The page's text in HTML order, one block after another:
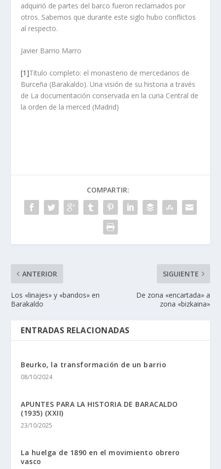
adquirió de partes del barco fueron reclamados por
otros. Sabemos que durante este siglo hubo conflictos
al respecto.
Javier Barrio Marro
[1]Título completo: el monasterio de mercedarios de
Burceña (Barakaldo). Una visión de su historia a través
de La documentación conservada en la curia Central de
la orden de la merced (Madrid)
COMPARTIR:
ANTERIOR
Los «linajes» y «bandos» en
Barakaldo
SIGUIENTE
De zona «encartada» a
zona «bizkaina»
ENTRADAS RELACIONADAS
Beurko, la transformación de un barrio
08/10/2024
APUNTES PARA LA HISTORIA DE BARACALDO
(1935) (XXII)
23/10/2025
La huelga de 1890 en el movimiento obrero
vasco